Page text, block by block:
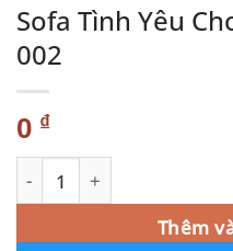
Sofa Tình Yêu
002
0 ₫
Sofa Tình Yêu Cho Đôi
Thêm
Alternative: